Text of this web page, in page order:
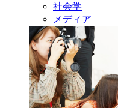
社会学
メディア